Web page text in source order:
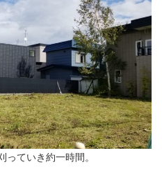
っていき約一時間。